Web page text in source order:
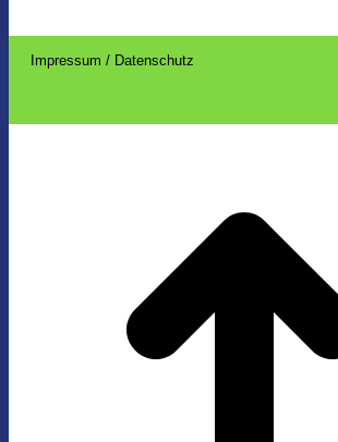
Impressum / Datenschutz